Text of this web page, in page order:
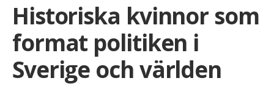
Historiska kvinnor som
format politiken i
Sverige och världen